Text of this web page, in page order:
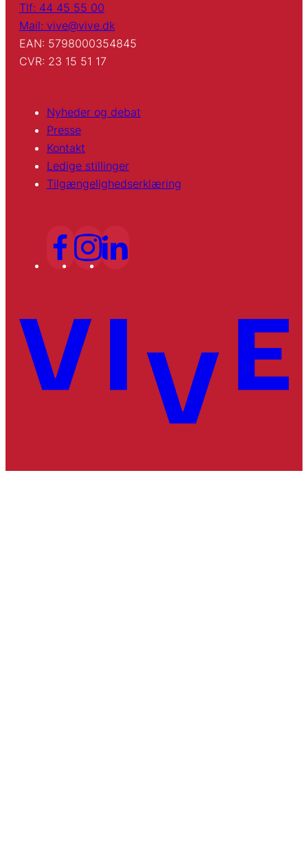
Tlf: 44 45 55 00
Mail: vive@vive.dk
EAN: 5798000354845
CVR: 23 15 51 17
Nyheder og debat
Presse
Kontakt
Ledige stillinger
Tilgængelighedserklæring